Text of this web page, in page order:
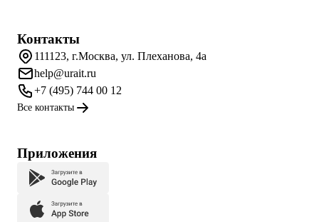
Контакты
111123, г.Москва, ул. Плеханова, 4а
help@urait.ru
+7 (495) 744 00 12
Все контакты
Приложения